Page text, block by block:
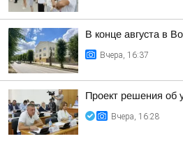
В конце августа в
Вчера, 16:37
Проект решения об
Вчера, 16:28